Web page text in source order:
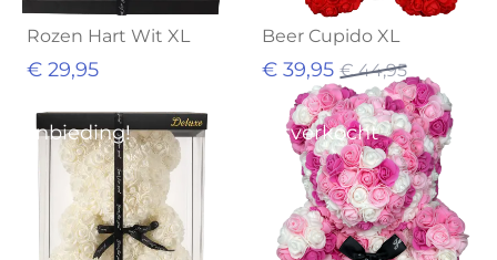
Rozen Hart Wit XL
€ 29,95
Beer Cupido XL
€ 39,95 € 44,95
Aanbieding! Uitverkocht